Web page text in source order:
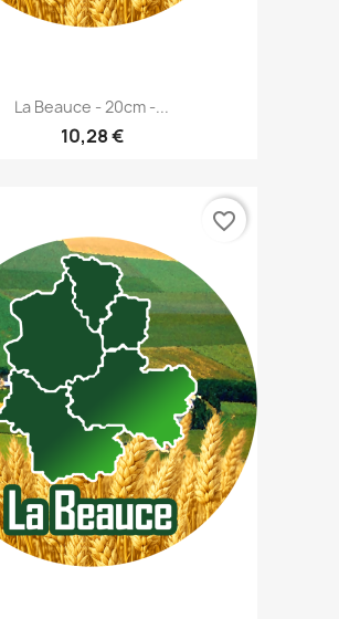
La Beauce - 20cm -...
10,28 €
favorite_border